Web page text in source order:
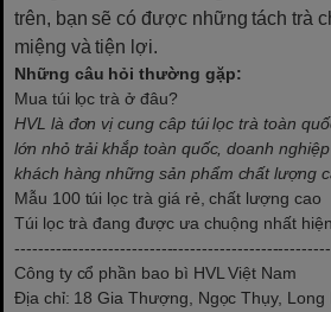
trên, bạn sẽ có được những tách trà
miệng và tiện lợi.
Những câu hỏi thường gặp:
Mua túi lọc trà ở đâu?
HVL là đơn vị cung câp túi lọc trà toàn
lớn nhỏ trải khắp toàn quốc, doanh
khách hàng những sản phẩm chất lượng
Mẫu 100 túi lọc trà giá rẻ, chất lượng cao
Túi lọc trà đang được ưa chuộng nhất
Công ty cổ phần bao bì HVL Việt Nam
Địa chỉ: 18 Gia Thượng, Ngọc Thụy, Long